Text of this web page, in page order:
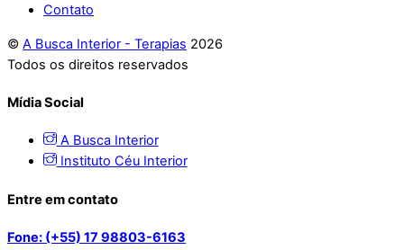
Contato
© A Busca Interior - Terapias 2026
Todos os direitos reservados
Mídia Social
A Busca Interior
Instituto Céu Interior
Entre em contato
Fone: (+55) 17 98803-6163